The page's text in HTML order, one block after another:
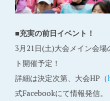
■充実の前日イベント！
3月21日(土)大会メイン会
ト開催予定！
詳細は決定次第、大会HP（
式Facebookにて情報発信。